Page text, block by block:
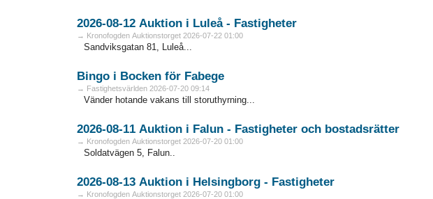
2026-08-12 Auktion i Luleå - Fastigheter
→ Kronofogden Auktionstorget 2026-07-22 01:00
Sandviksgatan 81, Luleå...
Bingo i Bocken för Fabege
→ Fastighetsvärlden 2026-07-20 09:14
Vänder hotande vakans till storuthyrning...
2026-08-11 Auktion i Falun - Fastigheter och bostadsrätter
→ Kronofogden Auktionstorget 2026-07-20 01:00
Soldatvägen 5, Falun..
2026-08-13 Auktion i Helsingborg - Fastigheter
→ Kronofogden Auktionstorget 2026-07-20 01:00